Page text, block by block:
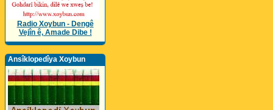
Radio Xoybun - Dengê
Vejîn ê, Amade Dibe !
Ansîklopedîya Xoybun